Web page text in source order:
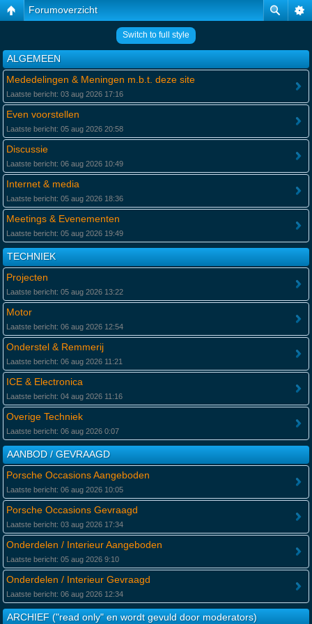
Forumoverzicht
Switch to full style
ALGEMEEN
Mededelingen & Meningen m.b.t. deze site
Laatste bericht: 03 aug 2026 17:16
Even voorstellen
Laatste bericht: 05 aug 2026 20:58
Discussie
Laatste bericht: 06 aug 2026 10:49
Internet & media
Laatste bericht: 05 aug 2026 18:36
Meetings & Evenementen
Laatste bericht: 05 aug 2026 19:49
TECHNIEK
Projecten
Laatste bericht: 05 aug 2026 13:22
Motor
Laatste bericht: 06 aug 2026 12:54
Onderstel & Remmerij
Laatste bericht: 06 aug 2026 11:21
ICE & Electronica
Laatste bericht: 04 aug 2026 11:16
Overige Techniek
Laatste bericht: 06 aug 2026 0:07
AANBOD / GEVRAAGD
Porsche Occasions Aangeboden
Laatste bericht: 06 aug 2026 10:05
Porsche Occasions Gevraagd
Laatste bericht: 03 aug 2026 17:34
Onderdelen / Interieur Aangeboden
Laatste bericht: 05 aug 2026 9:10
Onderdelen / Interieur Gevraagd
Laatste bericht: 06 aug 2026 12:34
ARCHIEF ("read only" en wordt gevuld door moderators)